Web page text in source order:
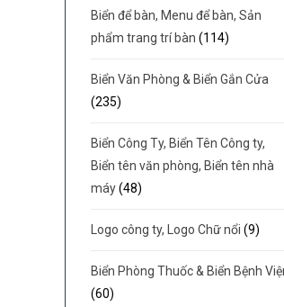
Biển để bàn, Menu để bàn, Sản
phẩm trang trí bàn (114)
Biển Văn Phòng & Biển Gắn Cửa
(235)
Biển Công Ty, Biển Tên Công ty,
Biển tên văn phòng, Biển tên nhà
máy(48)
Logo công ty, Logo Chữ nổi (9)
Biển Phòng Thuốc & Biển Bệnh
(60)